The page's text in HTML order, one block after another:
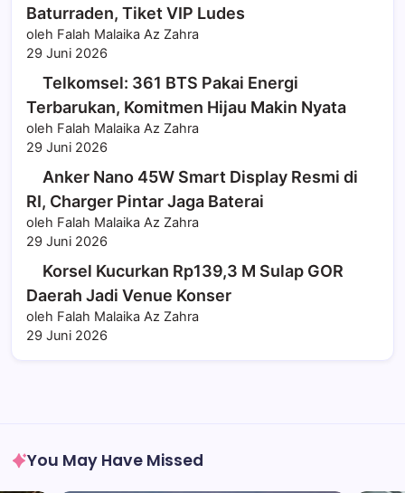
Baturraden, Tiket VIP Ludes
oleh Falah Malaika Az Zahra
29 Juni 2026
Telkomsel: 361 BTS Pakai Energi
Terbarukan, Komitmen Hijau Makin Nyata
oleh Falah Malaika Az Zahra
29 Juni 2026
Anker Nano 45W Smart Display Resmi di
RI, Charger Pintar Jaga Baterai
oleh Falah Malaika Az Zahra
29 Juni 2026
Korsel Kucurkan Rp139,3 M Sulap GOR
Daerah Jadi Venue Konser
oleh Falah Malaika Az Zahra
29 Juni 2026
You May Have Missed